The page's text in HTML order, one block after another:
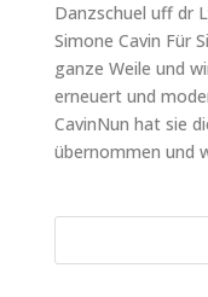
Danzschuel uff dr
Simone Cavin Für
ganze Weile und
erneuert und
CavinNun hat sie
übernommen und